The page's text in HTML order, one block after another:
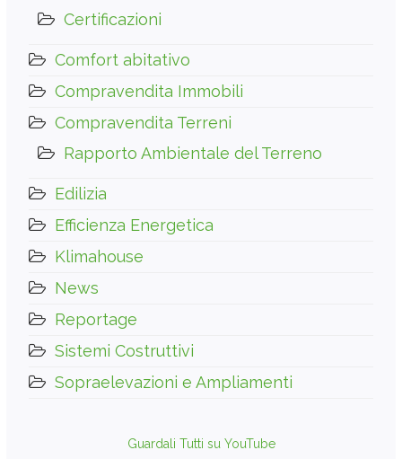
Certificazioni
Comfort abitativo
Compravendita Immobili
Compravendita Terreni
Rapporto Ambientale del Terreno
Edilizia
Efficienza Energetica
Klimahouse
News
Reportage
Sistemi Costruttivi
Sopraelevazioni e Ampliamenti
Guardali Tutti su YouTube